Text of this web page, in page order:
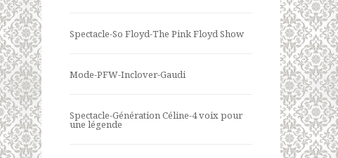
Spectacle-So Floyd-The Pink Floyd Show
Mode-PFW-Inclover-Gaudi
Spectacle-Génération Céline-4 voix pour
une légende